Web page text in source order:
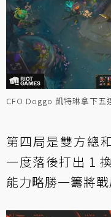
CFO Doggo 凱特琳拿下
第四局是雙方總
一度落後打出 1
能力略勝一籌將